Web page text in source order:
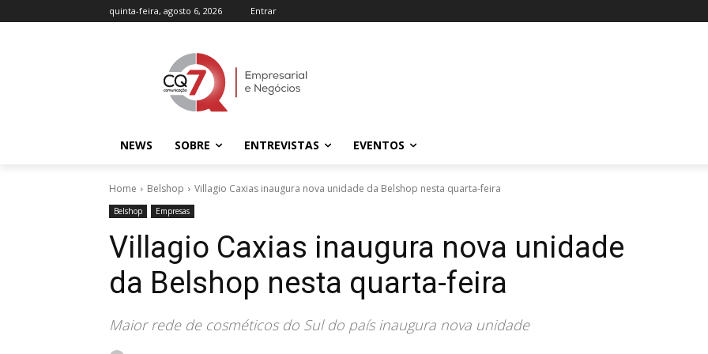
quinta-feira, agosto 6, 2026 Entrar
NEWS SOBRE ENTREVISTAS EVENTOS
Home Belshop Villagio Caxias inaugura nova unidade da Belshop nesta quarta-feira
Belshop Empresas
Villagio Caxias inaugura nova unidade
da Belshop nesta quarta-feira
Maior rede de cosméticos do Sul do país inaugura nova unidade